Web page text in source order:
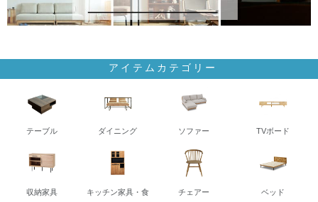
アイテムカテゴリー
テーブル ダイニング ソファー TVボード
収納家具
キッチン家具・食
チェアー ベッド